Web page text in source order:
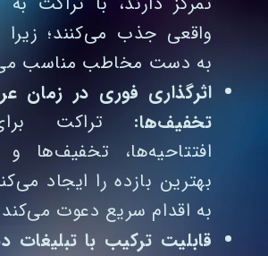
واقعی جذب می‌کنند؛ زیرا
به دست مخاطب مناسب
اثرگذاری فوری در زمان
تخفیف‌ها: تراکت
افتتاحیه‌ها، تخفیف‌ها
بهترین بازده را ایجاد
به اقدام سریع دعوت
قابلیت ترکیب با تبلیغات